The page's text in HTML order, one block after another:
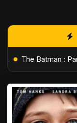
L'Âge de Glace : Le Réveil du Volcan – Manny, Sid et Diego de retour pour une aventure explosive